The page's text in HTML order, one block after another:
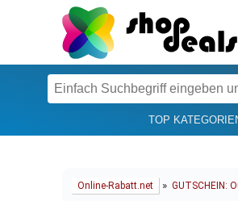
TOP
Online-Rabatt.net » GUTSCHEIN: